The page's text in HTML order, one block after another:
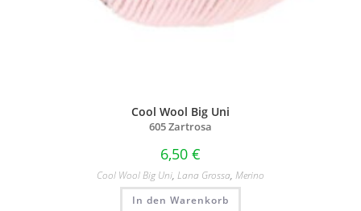
Cool Wool Big Uni
605 Zartrosa
6,50 €
Cool Wool Big Uni, Lana Grossa, Merino
In den Warenkorb